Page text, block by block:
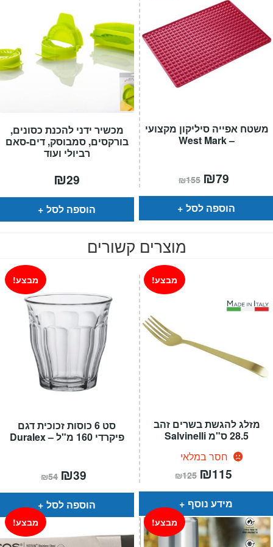
מכשיר ידני להכנת כסונים,
בורקסים, סמבוסק, דים-סאם
רביולי ועוד
₪29
הוספה לסל
משטח אפייה סיליקון מקצועי
– West Mark
₪155 המחיר
המקורי
היה:
₪155.
₪79
הוא:
הוספה לסל
מוצרים קשורים
סט 6 כוסות זכוכית דגם
פיקרדי 160 מ"ל – Duralex
מבצע!
₪54 המחיר
המקורי
היה:
₪54.
₪39
הוא:
הוספה לסל
מזלג להגשת בשרים זהב
28.5 ס"מ Salvinelli
חסר במלאי
מבצע!
₪125 המחיר
המקורי
היה:
₪125.
₪115
הוא:
מידע נוסף
מבצע! מבצע!